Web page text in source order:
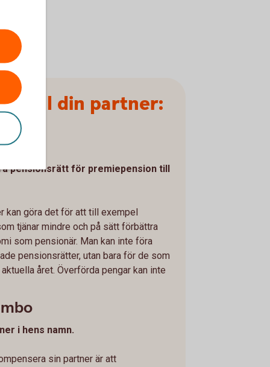
till din partner:
pensionsrätt för premiepension till
kan göra det för att till exempel
tjänar mindre och på sätt förbättra
som pensionär. Man kan inte föra
pensionsrätter, utan bara för de som
året. Överförda pengar kan inte
i hens namn.
sin partner är att